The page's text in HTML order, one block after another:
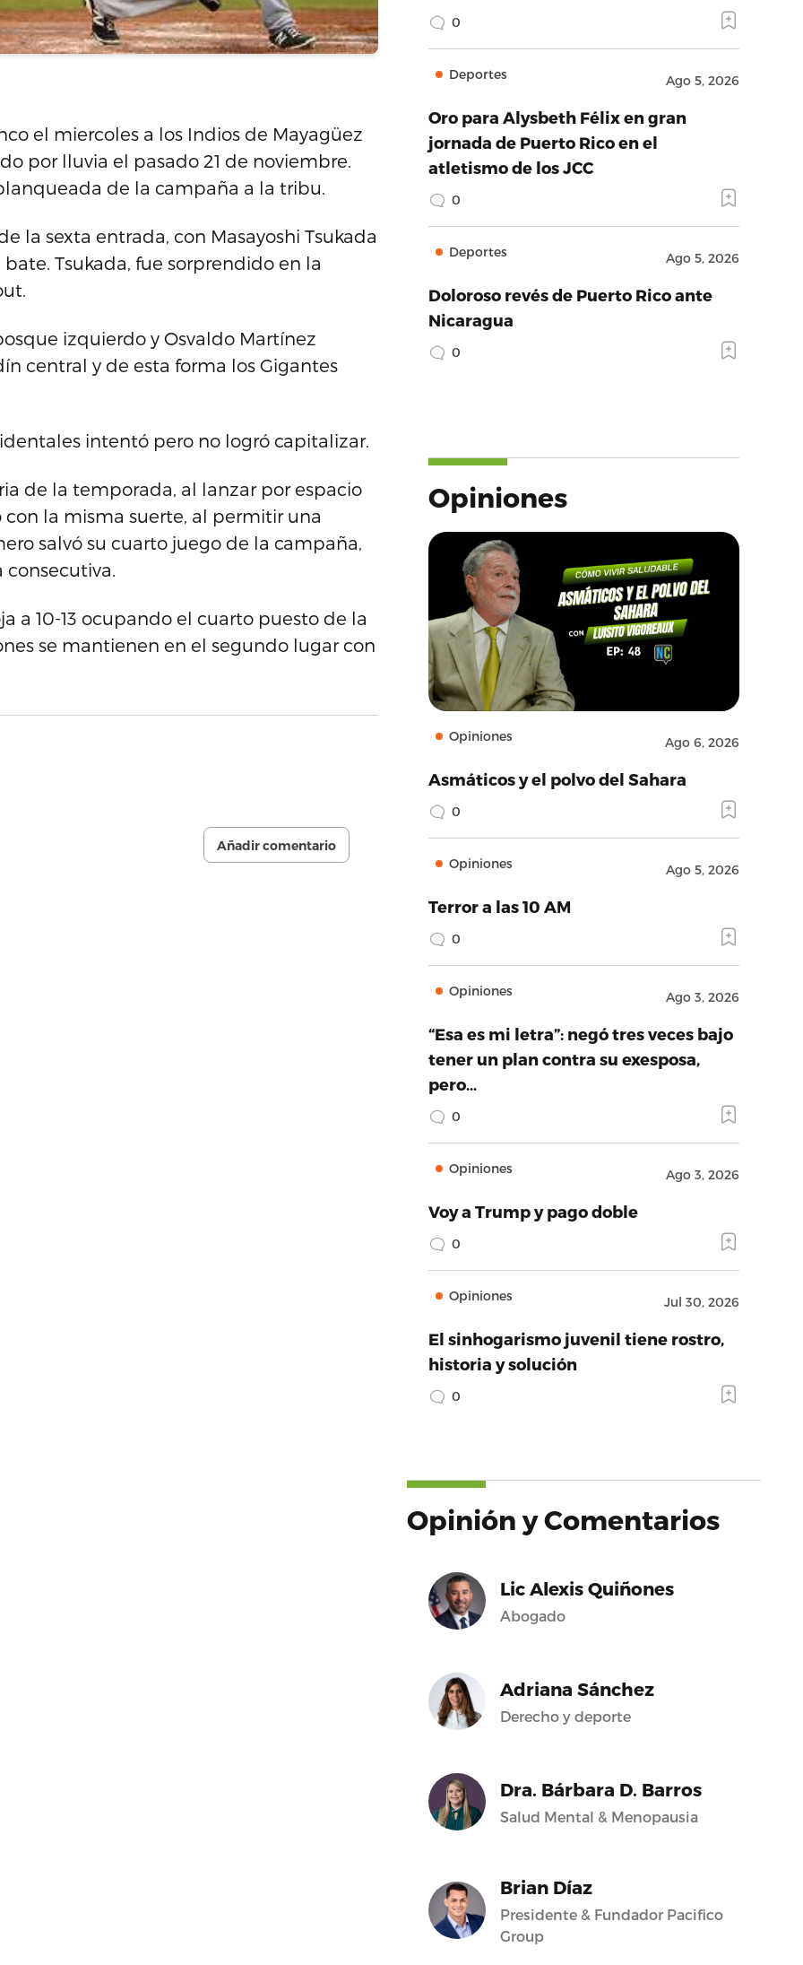
el miercoles a los Indios de Mayagüez
por lluvia el pasado 21 de noviembre.
de la campaña a la tribu.
la sexta entrada, con Masayoshi Tsukada
Tsukada, fue sorprendido en la
izquierdo y Osvaldo Martínez
central y de esta forma los Gigantes
intentó pero no logró capitalizar.
de la temporada, al lanzar por espacio
con la misma suerte, al permitir una
salvó su cuarto juego de la campaña,
a 10-13 ocupando el cuarto puesto de la
se mantienen en el segundo lugar con
Añadir comentario
0
Deportes Ago 5, 2026
Oro para Alysbeth Félix en gran
jornada de Puerto Rico en el
atletismo de los JCC
0
Deportes Ago 5, 2026
Doloroso revés de Puerto Rico ante
Nicaragua
0
Opiniones
Opiniones Ago 6, 2026
Asmáticos y el polvo del Sahara
0
Opiniones Ago 5, 2026
Terror a las 10 AM
0
Opiniones Ago 3, 2026
“Esa es mi letra”: negó tres veces bajo
tener un plan contra su exesposa,
pero…
0
Opiniones Ago 3, 2026
Voy a Trump y pago doble
0
Opiniones Jul 30, 2026
El sinhogarismo juvenil tiene rostro,
historia y solución
0
Opinión y Comentarios
Lic Alexis Quiñones
Abogado
Adriana Sánchez
Derecho y deporte
Dra. Bárbara D. Barros
Salud Mental & Menopausia
Brian Díaz
Presidente & Fundador Pacifico
Group